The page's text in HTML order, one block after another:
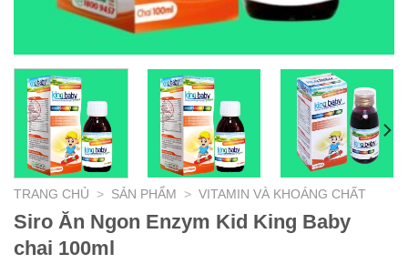
TRANG CHỦ > SẢN PHẨM > VITAMIN VÀ KHOÁNG CHẤT
Siro Ăn Ngon Enzym Kid King Baby
chai 100ml